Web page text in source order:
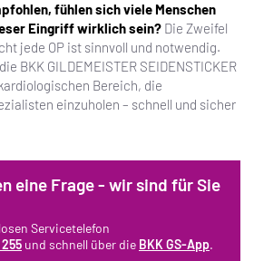
fühlen sich viele Menschen
Eingriff wirklich sein? Die Zweifel
jede OP ist sinnvoll und notwendig.
BKK GILDEMEISTER SEIDENSTICKER
Bereich, die
einzuholen – schnell und sicher
eine Frage - wir sind für Sie
Servicetelefon
und schnell über die BKK GS-App.